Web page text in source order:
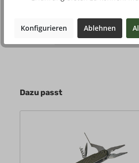
Alle in den
Dazu passt
Konfigurieren Ablehnen